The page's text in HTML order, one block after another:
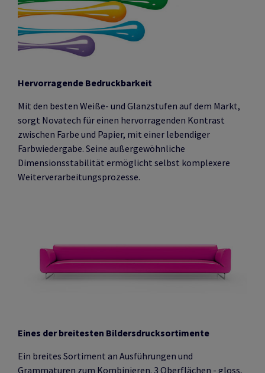
Hervorragende Bedruckbarkeit
Mit den besten Weiße- und Glanzstufen auf dem Markt,
sorgt Novatech für einen hervorragenden Kontrast
zwischen Farbe und Papier, mit einer lebendiger
Farbwiedergabe. Seine außergewöhnliche
Dimensionsstabilität ermöglicht selbst komplexere
Weiterverarbeitungsprozesse.
Eines der breitesten Bildersdrucksortimente
Ein breites Sortiment an Ausführungen und
Grammaturen zum Kombinieren. 3 Oberflächen - gloss,